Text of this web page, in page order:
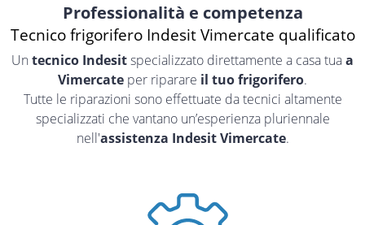
Professionalità e competenza
Tecnico frigorifero Indesit Vimercate qualificato
Un tecnico Indesitspecializzato direttamente a casa tuaa
Vimercate per riparare il tuo frigorifero.
Tutte le riparazioni sono effettuate da tecnici altamente
specializzati che vantano un’esperienza pluriennale
nell'assistenza Indesit Vimercate.